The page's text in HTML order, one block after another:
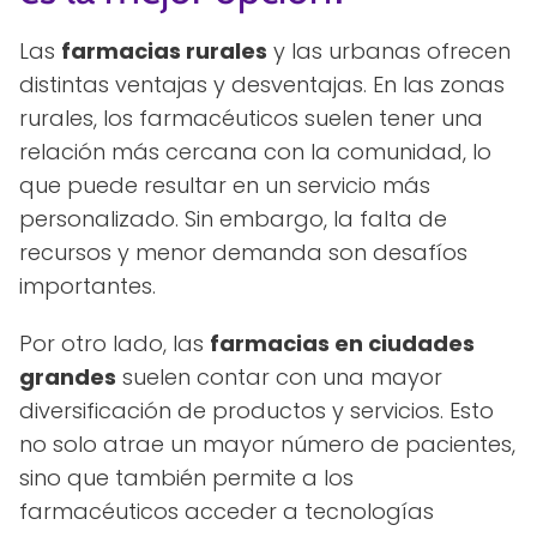
Las farmacias rurales y las urbanas ofrecen
distintas ventajas y desventajas. En las zonas
rurales, los farmacéuticos suelen tener una
relación más cercana con la comunidad, lo
que puede resultar en un servicio más
personalizado. Sin embargo, la falta de
recursos y menor demanda son desafíos
importantes.
Por otro lado, las farmacias en ciudades
grandes suelen contar con una mayor
diversificación de productos y servicios. Esto
no solo atrae un mayor número de pacientes,
sino que también permite a los
farmacéuticos acceder a tecnologías